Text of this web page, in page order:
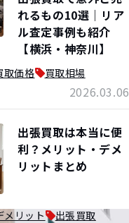
れるもの10選｜リア
ル査定事例も紹介
【横浜・神奈川】
取価格 買取相場
2026.03.06
出張買取は本当に便
利？メリット・デメ
リットまとめ
メリット
出張買取